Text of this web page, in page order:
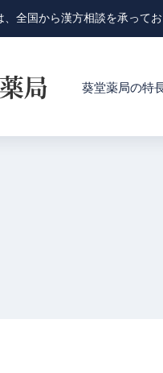
全国から漢方相談を承ってお
葵堂薬局の特